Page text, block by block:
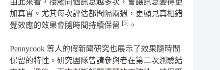
加真實。尤其每次評估都間隔兩週，更顯見真相錯
覺效應的效果會隨時間持續保留 [3] 。
Pennycook 等人的假新聞研究也展示了效果隨時間
保留的特性。研究團隊曾請參與者在第二次測驗結